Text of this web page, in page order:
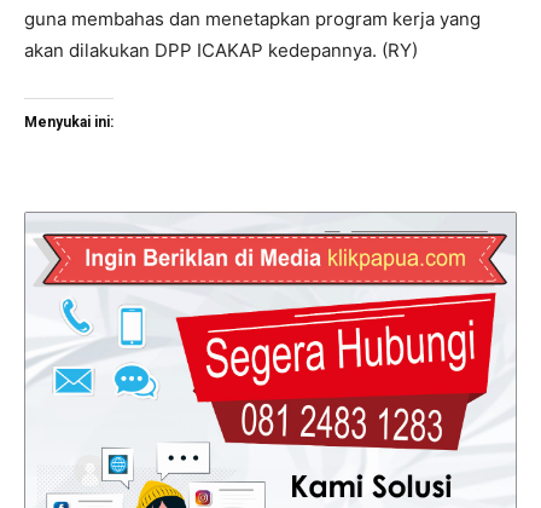
guna membahas dan menetapkan program kerja yang
akan dilakukan DPP ICAKAP kedepannya. (RY)
Menyukai ini: